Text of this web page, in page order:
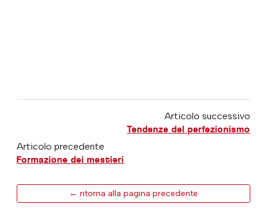
Articolo successivo
Tendenze del perfezionismo
Articolo precedente
Formazione dei mestieri
← ritorna alla pagina precedente